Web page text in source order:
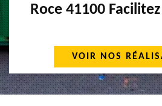
Roce 41100
VOIR NOS